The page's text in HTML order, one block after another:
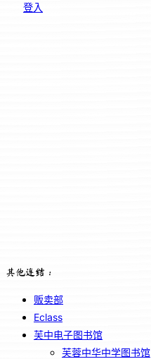
登入
其他连结：
贩卖部
Eclass
芙中电子图书馆
芙蓉中华中学图书馆